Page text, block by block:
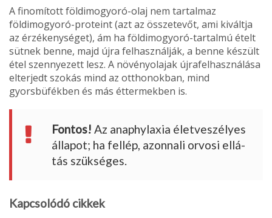
A finomított földimogyoró-olaj nem tartalmaz
földimogyoró-proteint (azt az összetevőt, ami kiváltja
az érzékenységet), ám ha földimogyoró-tartalmú ételt
sütnek benne, majd újra felhasználják, a benne készült
étel szennyezett lesz. A növényolajak újrafelhasználása
elterjedt szokás mind az otthonokban, mind
gyorsbüfékben és más éttermekben is.
Fontos! Az anaphylaxia életveszélyes
álla­pot; ha fellép, azonnali orvosi ellá­
tás szükséges.
Kapcsolódó cikkek